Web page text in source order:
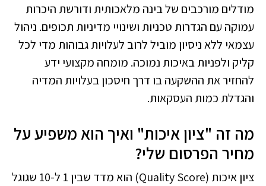
מודלים מורכבים של בינה מלאכותית ודורשת היכרות
עמוקה עם הגדרות טכניות ושינויי מדיניות תכופים. ניהול
עצמאי ללא ניסיון מוביל לרוב לעלויות גבוהות מדי לכל
קליק ולפניות באיכות נמוכה. מומחה מקצועי ידע
להחזיר את ההשקעה בו דרך חיסכון בעלויות המדיה
והגדלת כמות העסקאות.
מה זה "ציון איכות" ואיך הוא משפיע על
מחיר הפרסום שלי?
ציון איכות (Quality Score) הוא מדד שבין 1 ל-10 שגוגל